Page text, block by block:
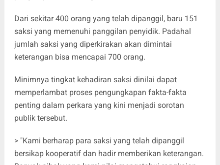
Dari sekitar 400 orang yang telah dipanggil, baru 151
saksi yang memenuhi panggilan penyidik. Padahal
jumlah saksi yang diperkirakan akan dimintai
keterangan bisa mencapai 700 orang.
Minimnya tingkat kehadiran saksi dinilai dapat
memperlambat proses pengungkapan fakta-fakta
penting dalam perkara yang kini menjadi sorotan
publik tersebut.
> "Kami berharap para saksi yang telah dipanggil
bersikap kooperatif dan hadir memberikan keterangan.